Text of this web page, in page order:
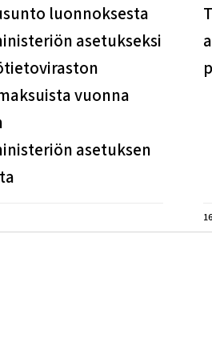
luonnoksesta
asetukseksi
vuonna
asetuksen